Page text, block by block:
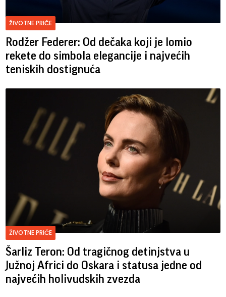
ŽIVOTNE PRIČE
Rodžer Federer: Od dečaka koji je lomio
rekete do simbola elegancije i najvećih
teniskih dostignuća
ŽIVOTNE PRIČE
Šarliz Teron: Od tragičnog detinjstva u
Južnoj Africi do Oskara i statusa jedne od
najvećih holivudskih zvezda